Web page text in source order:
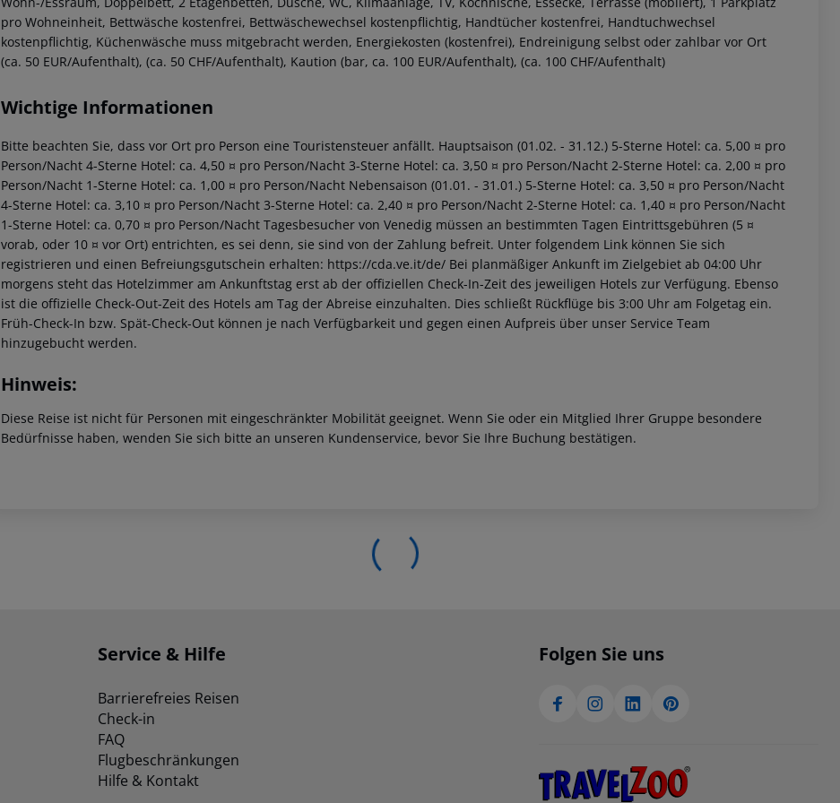
pro Wohneinheit, Bettwäsche kostenfrei, Bettwäschewechsel kostenpflichtig, Handtücher kostenfrei, Handtuchwechsel
kostenpflichtig, Küchenwäsche muss mitgebracht werden, Energiekosten (kostenfrei), Endreinigung selbst oder zahlbar vor Ort
(ca. 50 EUR/Aufenthalt), (ca. 50 CHF/Aufenthalt), Kaution (bar, ca. 100 EUR/Aufenthalt), (ca. 100 CHF/Aufenthalt)
Wichtige Informationen
Bitte beachten Sie, dass vor Ort pro Person eine Touristensteuer anfällt. Hauptsaison (01.02. - 31.12.) 5-Sterne Hotel: ca. 5,00 ¤ pro
Person/Nacht 4-Sterne Hotel: ca. 4,50 ¤ pro Person/Nacht 3-Sterne Hotel: ca. 3,50 ¤ pro Person/Nacht 2-Sterne Hotel: ca. 2,00 ¤ pro
Person/Nacht 1-Sterne Hotel: ca. 1,00 ¤ pro Person/Nacht Nebensaison (01.01. - 31.01.) 5-Sterne Hotel: ca. 3,50 ¤ pro Person/Nacht
4-Sterne Hotel: ca. 3,10 ¤ pro Person/Nacht 3-Sterne Hotel: ca. 2,40 ¤ pro Person/Nacht 2-Sterne Hotel: ca. 1,40 ¤ pro Person/Nacht
1-Sterne Hotel: ca. 0,70 ¤ pro Person/Nacht Tagesbesucher von Venedig müssen an bestimmten Tagen Eintrittsgebühren (5 ¤
vorab, oder 10 ¤ vor Ort) entrichten, es sei denn, sie sind von der Zahlung befreit. Unter folgendem Link können Sie sich
registrieren und einen Befreiungsgutschein erhalten: https://cda.ve.it/de/ Bei planmäßiger Ankunft im Zielgebiet ab 04:00 Uhr
morgens steht das Hotelzimmer am Ankunftstag erst ab der offiziellen Check-In-Zeit des jeweiligen Hotels zur Verfügung. Ebenso
ist die offizielle Check-Out-Zeit des Hotels am Tag der Abreise einzuhalten. Dies schließt Rückflüge bis 3:00 Uhr am Folgetag ein.
Früh-Check-In bzw. Spät-Check-Out können je nach Verfügbarkeit und gegen einen Aufpreis über unser Service Team
hinzugebucht werden.
Hinweis:
Diese Reise ist nicht für Personen mit eingeschränkter Mobilität geeignet. Wenn Sie oder ein Mitglied Ihrer Gruppe besondere
Bedürfnisse haben, wenden Sie sich bitte an unseren Kundenservice, bevor Sie Ihre Buchung bestätigen.
Service & Hilfe
Barrierefreies Reisen
Check-in
FAQ
Flugbeschränkungen
Hilfe & Kontakt
Folgen Sie uns